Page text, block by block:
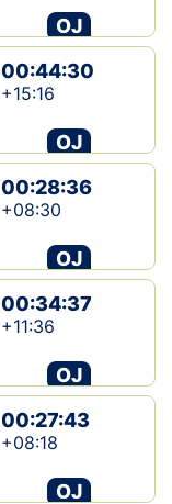
OJ
00:44:30
+15:16
OJ
00:28:36
+08:30
OJ
00:34:37
+11:36
OJ
00:27:43
+08:18
OJ